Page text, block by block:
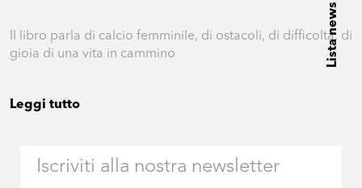
Il libro parla di calcio femminile, di ostacoli, di difficoltà, di
gioia di una vita in cammino
Leggi tutto
Lista news